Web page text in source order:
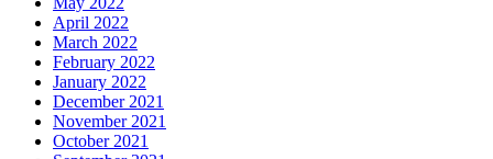
April 2022
March 2022
February 2022
January 2022
December 2021
November 2021
October 2021